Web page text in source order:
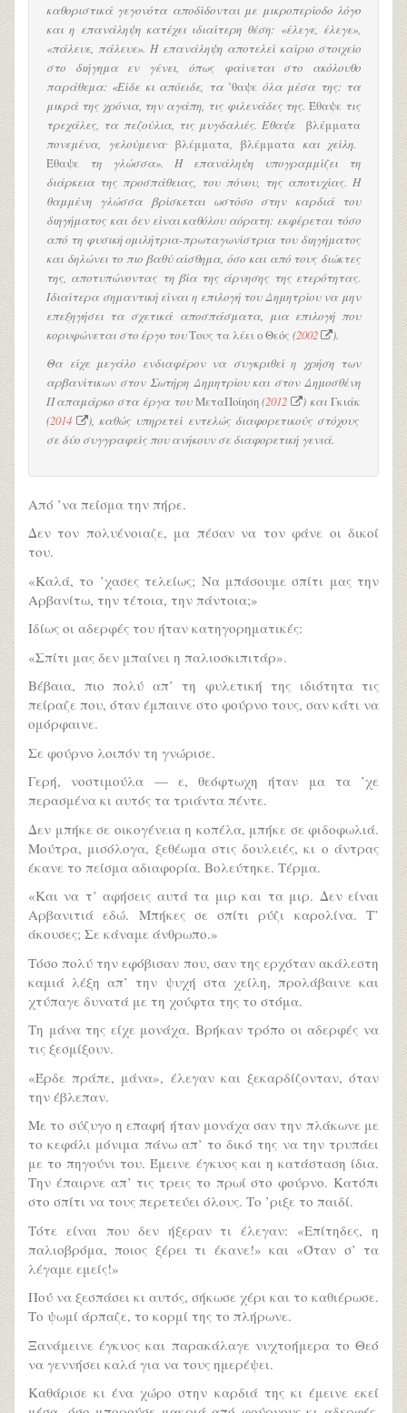
καθοριστικά γεγονότα αποδίδονται με μικροπερίοδο λόγο
και η επανάληψη κατέχει ιδιαίτερη θέση: «έλεγε, έλεγε»,
«πάλευε, πάλευε». Η επανάληψη αποτελεί καίριο στοιχείο
στο διήγημα εν γένει, όπως φαίνεται στο ακόλουθο
παράθεμα: «Είδε κι απόειδε, τα ’θαψε όλα μέσα της: τα
μικρά της χρόνια, την αγάπη, τις φιλενάδες της.Έθαψε τις
τρεχάλες, τα πεζούλια, τις μυγδαλιές. Έθαψε βλέμματα
πονεμένα, γελούμενα∙βλέμματα βλέμματα και χείλη.
Έθαψε τη γλώσσα». Η επανάληψη υπογραμμίζει τη
διάρκεια της προσπάθειας, του πόνου, της αποτυχίας. Η
θαμμένη γλώσσα βρίσκεται ωστόσο στην καρδιά του
διηγήματος και δεν είναι καθόλου αόρατη: εκφέρεται τόσο
από τη φυσική ομιλήτρια-πρωταγωνίστρια του διηγήματος
και δηλώνει το πιο βαθύ αίσθημα, όσο και από τους διώκτες
της, αποτυπώνοντας τη βία της άρνησης της ετερότητας.
Ιδιαίτερα σημαντική είναι η επιλογή του Δημητρίου να μην
επεξηγήσει τα σχετικά αποσπάσματα, μια επιλογή που
κορυφώνεται στο έργο τουΤους τα λέει ο Θεός (2002
).
Θα είχε μεγάλο ενδιαφέρον να συγκριθεί η χρήση των
αρβανίτικων στον Σωτήρη Δημητρίου και στον Δημοσθένη
Παπαμάρκο στα έργα τουΜεταΠοίηση(2012 ) και Γκιάκ
(2014
), καθώς υπηρετεί εντελώς διαφορετικούς στόχους
σε δύο συγγραφείς που ανήκουν σε διαφορετική γενιά.
Από ’να πείσμα την πήρε.
Δεν τον πολυένοιαζε, μα πέσαν να τον φάνε οι δικοί
του.
«Καλά, το ’χασες τελείως; Να μπάσουμε σπίτι μας την
Αρβανίτω, την τέτοια, την πάντοια;»
Ιδίως οι αδερφές του ήταν κατηγορηματικές:
«Σπίτι μας δεν μπαίνει η παλιοσκιπιτάρ».
Βέβαια, πιο πολύ απ’ τη φυλετική της ιδιότητα τις
πείραζε που, όταν έμπαινε στο φούρνο τους, σαν κάτι να
ομόρφαινε.
Σε φούρνο λοιπόν τη γνώρισε.
Γερή, νοστιμούλα — ε, θεόφτωχη ήταν μα τα ’χε
περασμένα κι αυτός τα τριάντα πέντε.
Δεν μπήκε σε οικογένεια η κοπέλα, μπήκε σε φιδοφωλιά.
Μούτρα, μισόλογα, ξεθέωμα στις δουλειές, κι ο άντρας
έκανε το πείσμα αδιαφορία. Βολεύτηκε. Τέρμα.
«Και να τ’ αφήσεις αυτά τα μιρ και τα μιρ. Δεν είναι
Αρβανιτιά εδώ. Μπήκες σε σπίτι ρύζι καρολίνα. Τ’
άκουσες; Σε κάναμε άνθρωπο.»
Τόσο πολύ την εφόβισαν που, σαν της ερχόταν ακάλεστη
καμιά λέξη απ’ την ψυχή στα χείλη, προλάβαινε και
χτύπαγε δυνατά με τη χούφτα της το στόμα.
Τη μάνα της είχε μονάχα. Βρήκαν τρόπο οι αδερφές να
τις ξεσμίξουν.
«Έρδε πράπε, μάνα», έλεγαν και ξεκαρδίζονταν, όταν
την έβλεπαν.
Με το σύζυγο η επαφή ήταν μονάχα σαν την πλάκωνε με
το κεφάλι μόνιμα πάνω απ’ το δικό της να την τρυπάει
με το πηγούνι του. Έμεινε έγκυος και η κατάσταση ίδια.
Την έπαιρνε απ’ τις τρεις το πρωί στο φούρνο. Κατόπι
στο σπίτι να τους περετεύει όλους. Το ’ριξε το παιδί.
Τότε είναι που δεν ήξεραν τι έλεγαν: «Επίτηδες, η
παλιοβρόμα, ποιος ξέρει τι έκανε!» και «Όταν σ’ τα
λέγαμε εμείς!»
Πού να ξεσπάσει κι αυτός, σήκωσε χέρι και το καθιέρωσε.
Το ψωμί άρπαζε, το κορμί της το πλήρωνε.
Ξανάμεινε έγκυος και παρακάλαγε νυχτοήμερα το Θεό
να γεννήσει καλά για να τους ημερέψει.
Καθάρισε κι ένα χώρο στην καρδιά της κι έμεινε εκεί